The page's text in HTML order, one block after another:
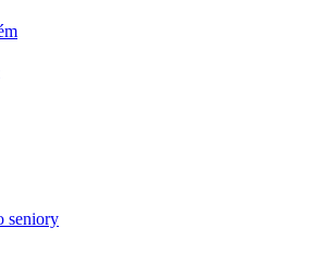
seniory